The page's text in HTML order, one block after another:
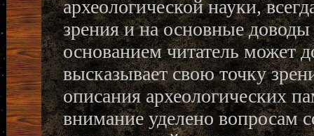
археологической науки,
зрения и на основные
основанием читатель может
высказывает свою точку
описания археологических
внимание уделено вопросам